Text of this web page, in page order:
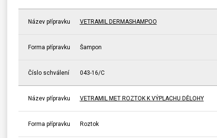
Název přípravku VETRAMIL DERMASHAMPOO
Forma přípravku Šampon
Číslo schválení 043-16/C
Název přípravku VETRAMIL MET ROZTOK K VÝPLACHU DĚLOHY
Forma přípravku Roztok